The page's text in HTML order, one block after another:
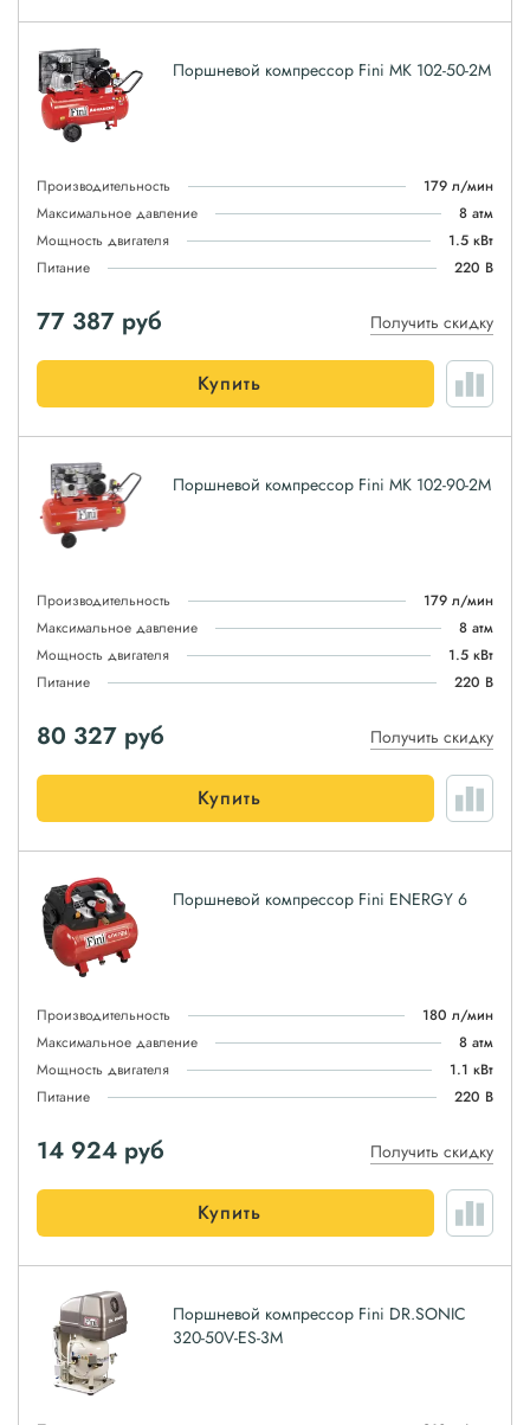
Поршневой компрессор Fini MK 102-50-2M
Производительность
179 л/мин
Максимальное давление
8 атм
Мощность двигателя
1.5 кВт
Питание
220 В
77 387 руб Получить скидку
Купить
Поршневой компрессор Fini MK 102-90-2M
Производительность
179 л/мин
Максимальное давление
8 атм
Мощность двигателя
1.5 кВт
Питание
220 В
80 327 руб Получить скидку
Купить
Поршневой компрессор Fini ENERGY 6
Производительность
180 л/мин
Максимальное давление
8 атм
Мощность двигателя
1.1 кВт
Питание
220 В
14 924 руб Получить скидку
Купить
Поршневой компрессор Fini DR.SONIC
320-50V-ES-3M